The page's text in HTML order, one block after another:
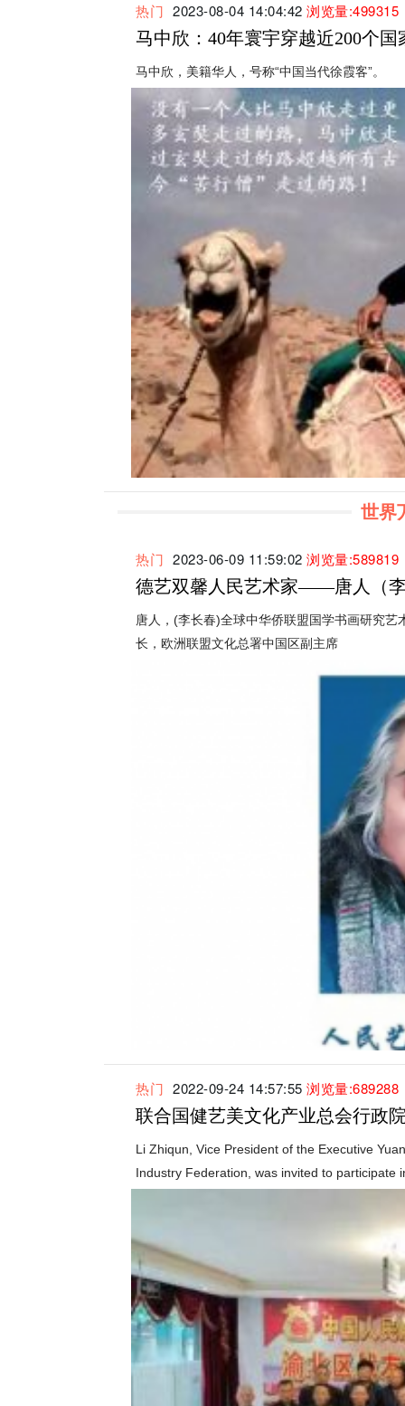
热门 2023-08-04 14:04:42 浏览量:499315
马中欣：40年寰宇穿越近200个
马中欣，美籍华人，号称“中国当代徐霞客”。
世界
热门 2023-06-09 11:59:02 浏览量:589819
德艺双馨人民艺术家——唐人（
唐人，(李长春)全球中华侨联盟国学书画研究
长，欧洲联盟文化总署中国区副主席
热门 2022-09-24 14:57:55 浏览量:689288
联合国健艺美文化产业总会行政
Li Zhiqun, Vice President of the Executive
Industry Federation, was invited to participate